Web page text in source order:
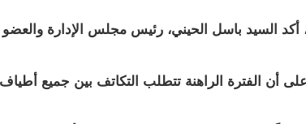
أكد السيد باسل الحيني، رئيس مجلس الإدارة
على أن الفترة الراهنة تتطلب التكاتف بين جميع